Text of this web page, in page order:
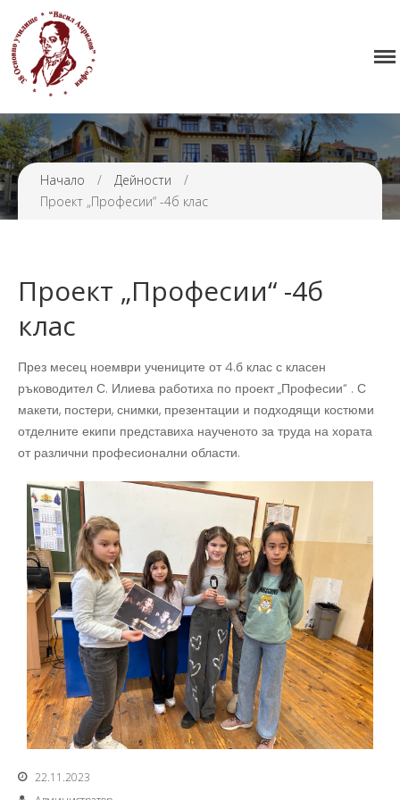
Нормативна уредба
Прием
Седмично разписание
Начало / Дейности
/
Проект „Професии“ -4б клас
Проект „Професии“ -4б
клас
През месец ноември учениците от 4.б клас с класен
ръководител С. Илиева работиха по проект „Професии“ . С
макети, постери, снимки, презентации и подходящи костюми
отделните екипи представиха наученото за труда на хората
от различни професионални области.
22.11.2023